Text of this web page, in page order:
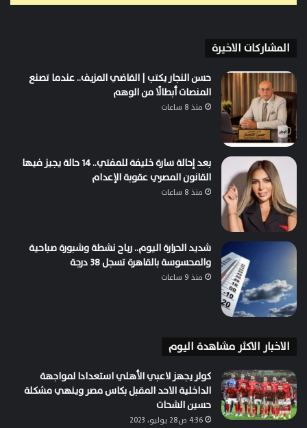
المشاركات الاخيرة
حسن النجار يكتب | القاضي المزيف.. عندما تصنع
المنصات أبطالًا من الوهم
منذ 8 ساعات
بعد إحالة سارة خليفة للمفتي.. 14 حالة يجيز فيها
القانون المصري عقوبة الإعدام
منذ 8 ساعات
شديد الحرارة اليوم.. رياح نشطة وشبورة صباحية
والمحسوسة بالقاهرة تسجل 38 درجة
منذ 9 ساعات
الاخبار الاكثر مشاهدة اليوم
كولر يجهز لاعبي الأهلي استعدادا لمواجهة
الداخلية الاحد المقبل بكاس مصر وينهي مشكلة
حسين الشحات
4:36 ص28 يوليو، 2023